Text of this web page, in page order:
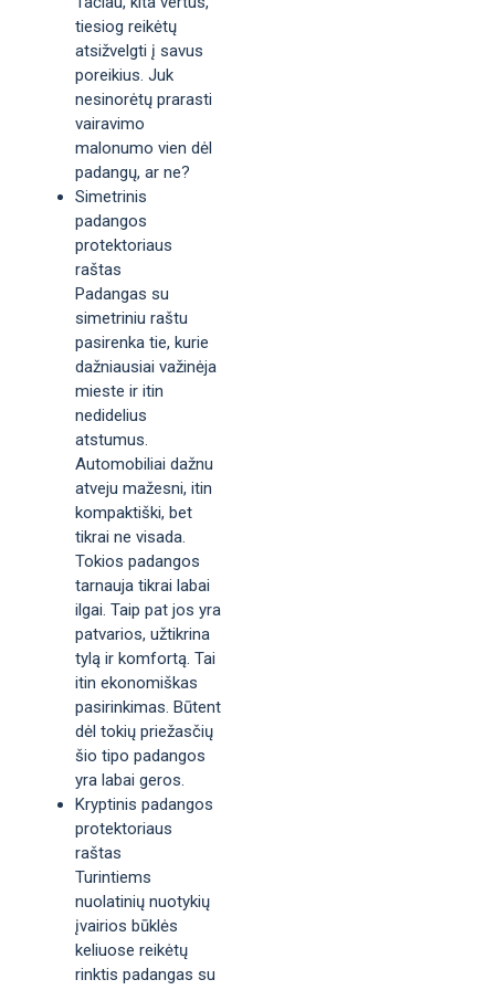
tiesiog reikėtų
atsižvelgti į savus
poreikius. Juk
nesinorėtų prarasti
vairavimo
malonumo vien dėl
padangų, ar ne?
Simetrinis
padangos
protektoriaus
raštas
Padangas su
simetriniu raštu
pasirenka tie, kurie
dažniausiai važinėja
mieste ir itin
nedidelius
atstumus.
Automobiliai dažnu
atveju mažesni, itin
kompaktiški, bet
tikrai ne visada.
Tokios padangos
tarnauja tikrai labai
ilgai. Taip pat jos yra
patvarios, užtikrina
tylą ir komfortą. Tai
itin ekonomiškas
pasirinkimas. Būtent
dėl tokių priežasčių
šio tipo padangos
yra labai geros.
Kryptinis padangos
protektoriaus
raštas
Turintiems
nuolatinių nuotykių
įvairios būklės
keliuose reikėtų
rinktis padangas su